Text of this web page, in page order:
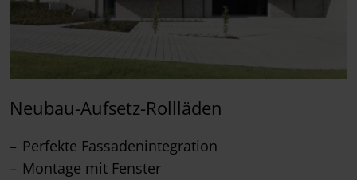
Neubau-Aufsetz-Rollläden
Perfekte Fassadenintegration
Montage mit Fenster